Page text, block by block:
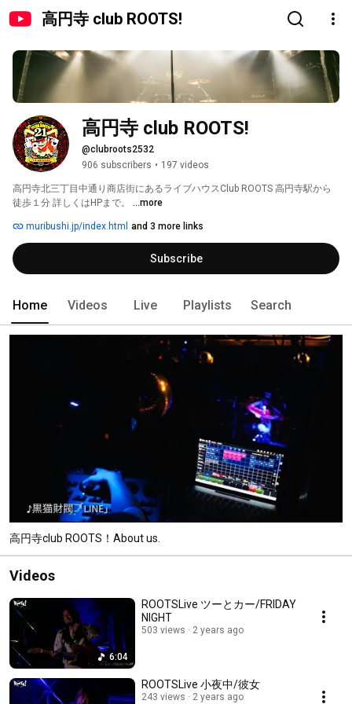
高円寺 club ROOTS!
高円寺 club ROOTS!
@clubroots2532
906 subscribers • 197 videos
高円寺北三丁目中通り商店街にあるライブハウスClub ROOTS 高円寺駅から
徒歩１分 詳しくはHPまで。 ...more
muribushi.jp/index.html and 3 more links
Subscribe
Home Videos Live Playlists Search
高円寺club ROOTS！About us.
Videos
6:04
ROOTSLive ツーとカー/FRIDAY
NIGHT
503 views 2 years ago
ROOTSLive 小夜中/彼女
243 views 2 years ago